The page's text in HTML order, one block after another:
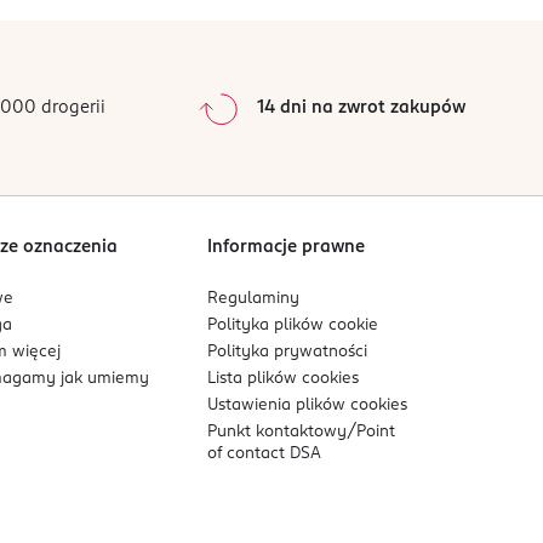
0%
Sortowanie wgdata: od najnowszej
drogerii 14 dni na zwrot zakupów
oznaczenia
więcej
jak umiemy
Informacje prawne
Regulaminy
Polityka plikówcookie
Polityka prywatności
Lista plikówcookies
Ustawienia plikówcookies
Punkt kontaktowy/ Point
of contact DSA